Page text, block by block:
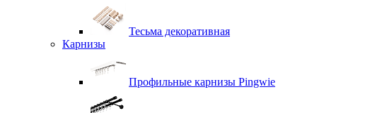
Тесьма декоративная
Карнизы
Профильные карнизы Pingwie